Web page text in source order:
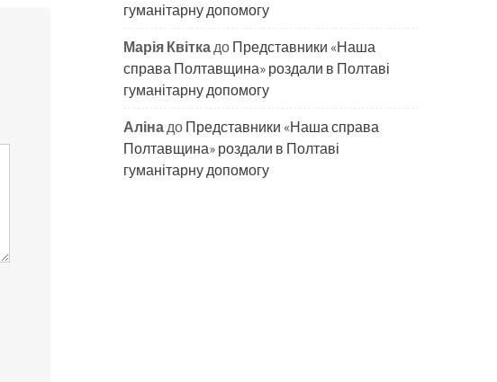
гуманітарну допомогу
Марія КвіткадоПредставники «Наша
справа Полтавщина» роздали в Полтаві
гуманітарну допомогу
АлінадоПредставники «Наша справа
Полтавщина» роздали в Полтаві
гуманітарну допомогу